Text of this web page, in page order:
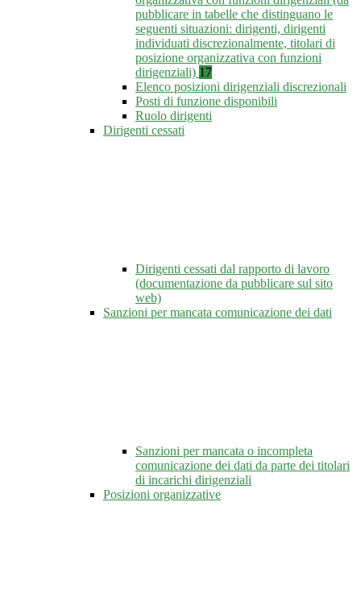
pubblicare in tabelle che distinguano le
seguenti situazioni: dirigenti, dirigenti
individuati discrezionalmente, titolari di
posizione organizzativa con funzioni
dirigenziali) 17
Elenco posizioni dirigenziali discrezionali
Posti di funzione disponibili
Ruolo dirigenti
Dirigenti cessati
Dirigenti cessati dal rapporto di lavoro
(documentazione da pubblicare sul sito
web)
Sanzioni per mancata comunicazione dei dati
Sanzioni per mancata o incompleta
comunicazione dei dati da parte dei titolari
di incarichi dirigenziali
Posizioni organizzative